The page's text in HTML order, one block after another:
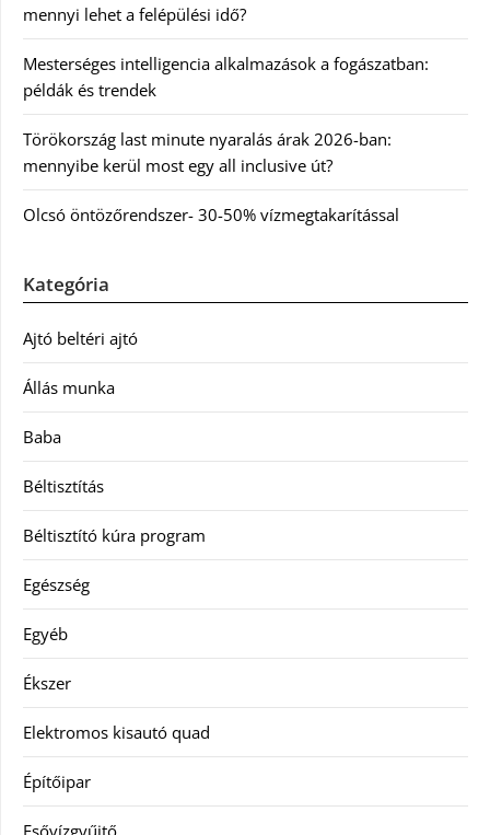
mennyi lehet a felépülési idő?
Mesterséges intelligencia alkalmazások a fogászatban:
példák és trendek
Törökország last minute nyaralás árak 2026-ban:
mennyibe kerül most egy all inclusive út?
Olcsó öntözőrendszer- 30-50% vízmegtakarítással
Kategória
Ajtó beltéri ajtó
Állás munka
Baba
Béltisztítás
Béltisztító kúra program
Egészség
Egyéb
Ékszer
Elektromos kisautó quad
Építőipar
Esővízgyűjtő